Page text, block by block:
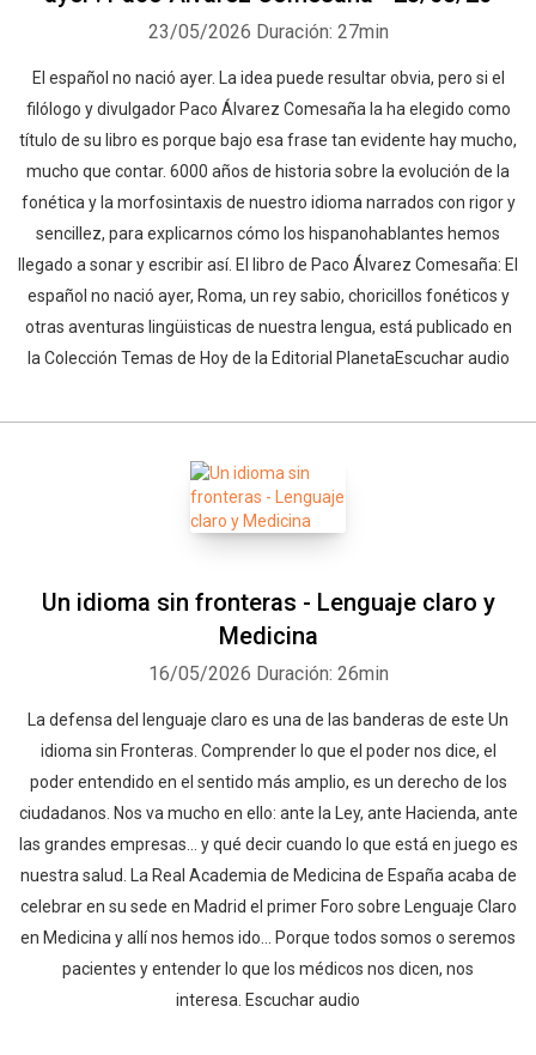
23/05/2026 Duración: 27min
El español no nació ayer. La idea puede resultar obvia, pero si el
filólogo y divulgador Paco Álvarez Comesaña la ha elegido como
título de su libro es porque bajo esa frase tan evidente hay mucho,
mucho que contar. 6000 años de historia sobre la evolución de la
fonética y la morfosintaxis de nuestro idioma narrados con rigor y
sencillez, para explicarnos cómo los hispanohablantes hemos
llegado a sonar y escribir así. El libro de Paco Álvarez Comesaña: El
español no nació ayer, Roma, un rey sabio, choricillos fonéticos y
otras aventuras lingüisticas de nuestra lengua, está publicado en
la Colección Temas de Hoy de la Editorial PlanetaEscuchar audio
Un idioma sin fronteras - Lenguaje claro y
Medicina
16/05/2026 Duración: 26min
La defensa del lenguaje claro es una de las banderas de este Un
idioma sin Fronteras. Comprender lo que el poder nos dice, el
poder entendido en el sentido más amplio, es un derecho de los
ciudadanos. Nos va mucho en ello: ante la Ley, ante Hacienda, ante
las grandes empresas... y qué decir cuando lo que está en juego es
nuestra salud. La Real Academia de Medicina de España acaba de
celebrar en su sede en Madrid el primer Foro sobre Lenguaje Claro
en Medicina y allí nos hemos ido... Porque todos somos o seremos
pacientes y entender lo que los médicos nos dicen, nos
interesa. Escuchar audio